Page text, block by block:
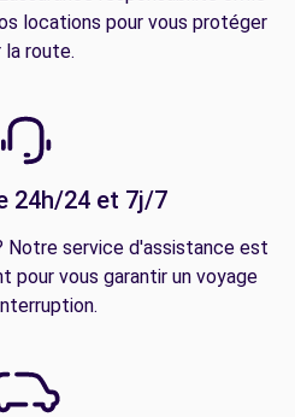
locations pour vous protéger
la route.
24h/24 et 7j/7
Notre service d'assistance est
pour vous garantir un voyage